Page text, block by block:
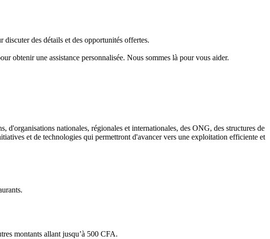
des détails et des opportunités offertes.
obtenir une assistance personnalisée. Nous sommes là pour vous aider.
d'organisations nationales, régionales et internationales, des ONG, des structures de
et de technologies qui permettront d'avancer vers une exploitation efficiente et
montants allant jusqu’à 500 CFA.